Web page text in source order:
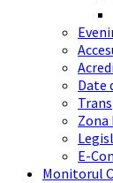
Date
E-
Monitorul